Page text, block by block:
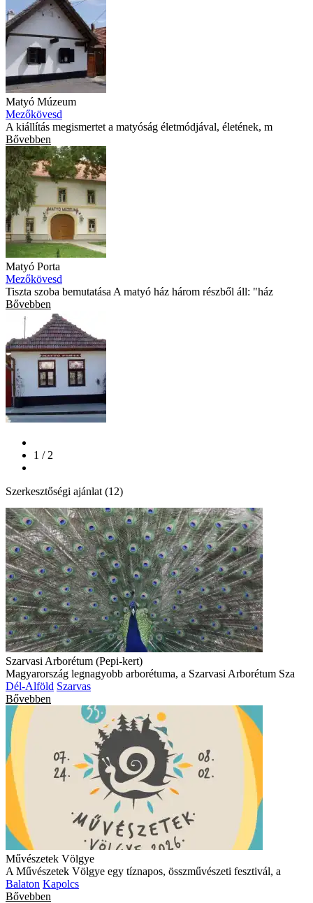
Matyó Múzeum
Mezőkövesd
A kiállítás megismertet a matyóság életmódjával, életének, m
Bővebben
Matyó Porta
Mezőkövesd
Tiszta szoba bemutatása A matyó ház három részből áll: "ház
Bővebben
1 / 2
Szerkesztőségi ajánlat (12)
Szarvasi Arborétum (Pepi-kert)
Magyarország legnagyobb arborétuma, a Szarvasi Arborétum Sza
Dél-Alföld Szarvas
Bővebben
Művészetek Völgye
A Művészetek Völgye egy tíznapos, összművészeti fesztivál, a
Balaton Kapolcs
Bővebben